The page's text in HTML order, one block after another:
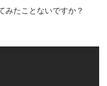
みたことないですか？